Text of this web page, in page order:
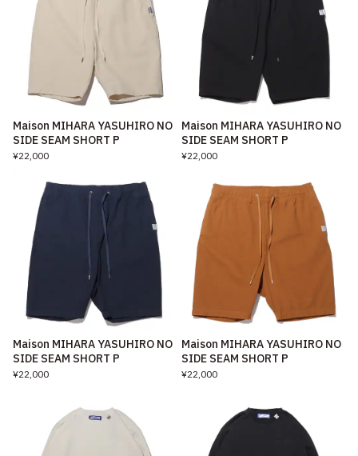
Maison MIHARA YASUHIRO NO
SIDE SEAM SHORT P
¥22,000
Maison MIHARA YASUHIRO NO
SIDE SEAM SHORT P
¥22,000
Maison MIHARA YASUHIRO NO
SIDE SEAM SHORT P
¥22,000
Maison MIHARA YASUHIRO NO
SIDE SEAM SHORT P
¥22,000